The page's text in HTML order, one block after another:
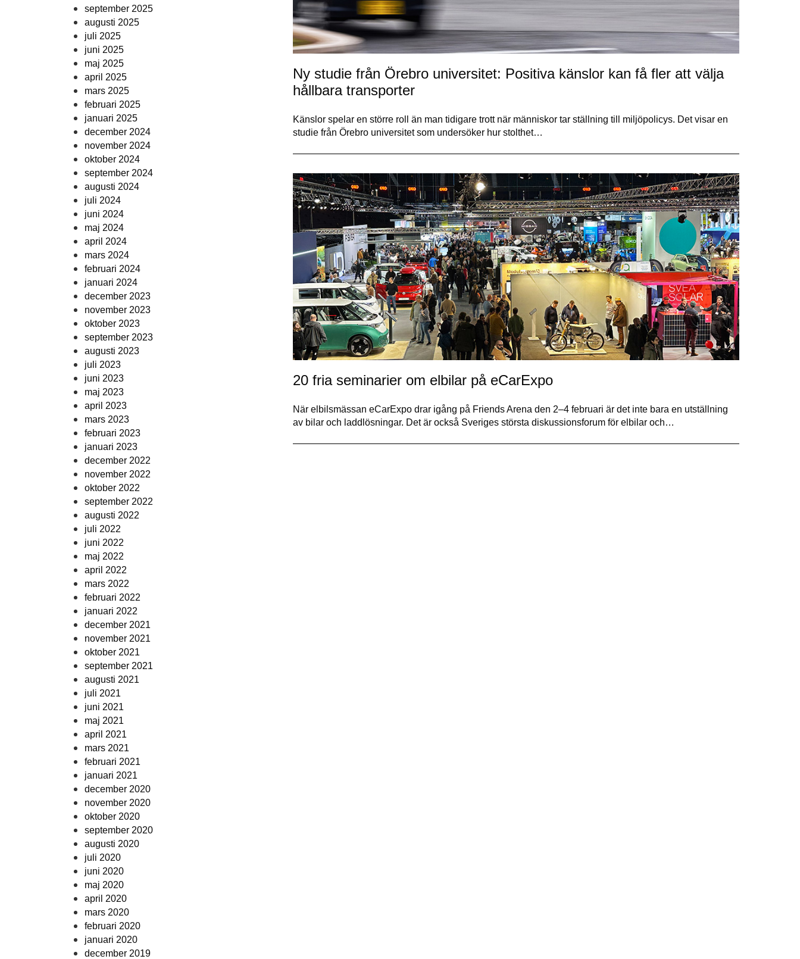
september 2025
augusti 2025
juli 2025
juni 2025
maj 2025
april 2025
mars 2025
februari 2025
januari 2025
december 2024
november 2024
oktober 2024
september 2024
augusti 2024
juli 2024
juni 2024
maj 2024
april 2024
mars 2024
februari 2024
januari 2024
december 2023
november 2023
oktober 2023
september 2023
augusti 2023
juli 2023
juni 2023
maj 2023
april 2023
mars 2023
februari 2023
januari 2023
december 2022
november 2022
oktober 2022
september 2022
augusti 2022
juli 2022
juni 2022
maj 2022
april 2022
mars 2022
februari 2022
januari 2022
december 2021
november 2021
oktober 2021
september 2021
augusti 2021
juli 2021
juni 2021
maj 2021
april 2021
mars 2021
februari 2021
januari 2021
december 2020
november 2020
oktober 2020
september 2020
augusti 2020
juli 2020
juni 2020
maj 2020
april 2020
mars 2020
februari 2020
januari 2020
december 2019
Ny studie från Örebro universitet: Positiva känslor kan få fler att välja
hållbara transporter
Känslor spelar en större roll än man tidigare trott när människor tar ställning till miljöpolicys. Det visar en
studie från Örebro universitet som undersöker hur stolthet…
20 fria seminarier om elbilar på eCarExpo
När elbilsmässan eCarExpo drar igång på Friends Arena den 2–4 februari är det inte bara en utställning
av bilar och laddlösningar. Det är också Sveriges största diskussionsforum för elbilar och…